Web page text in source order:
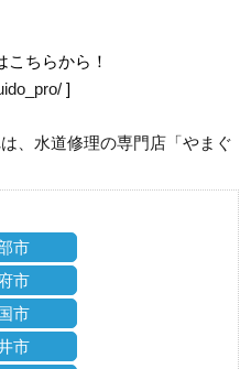
ちらから！
]
、水道修理の専門店「やまぐ
市
市
市
市